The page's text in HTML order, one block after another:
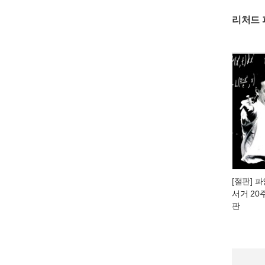
리처드
[절판] 파
서거 20
판